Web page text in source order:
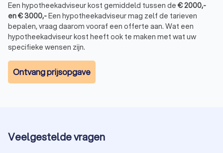
Een hypotheekadviseur kost gemiddeld tussen de €2000,-
en€3000,-Een hypotheekadviseur mag zelf de tarieven
bepalen, vraag daarom vooraf een offerte aan. Wat een
hypotheekadviseur kost heeft ook te maken met wat uw
specifieke wensen zijn.
Ontvang prijsopgave
Veelgestelde vragen